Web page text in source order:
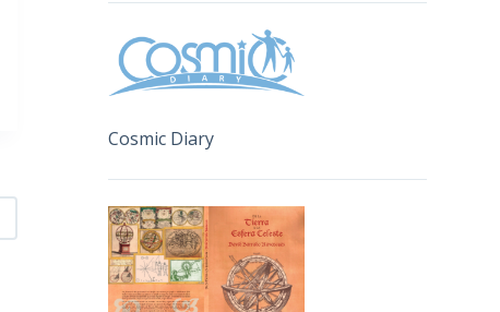
Cosmic Diary